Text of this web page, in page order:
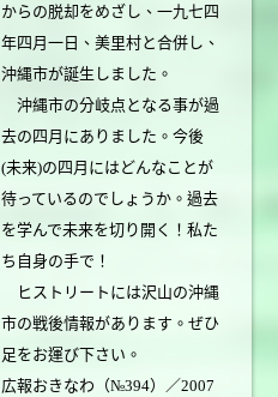
からの脱却をめざし、一九七四
年四月一日、美里村と合併し、
沖縄市が誕生しました。
沖縄市の分岐点となる事が過
去の四月にありました。今後
(未来)の四月にはどんなことが
待っているのでしょうか。過去
を学んで未来を切り開く！私た
ち自身の手で！
ヒストリートには沢山の沖縄
市の戦後情報があります。ぜひ
足をお運び下さい。
広報おきなわ（№394）／2007